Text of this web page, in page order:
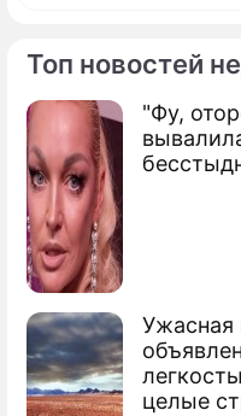
Топ новостей
"Фу,
Ужасная
целые
По теме
В Нью-Йорке
человек
Мир услышал
Террористы